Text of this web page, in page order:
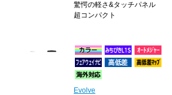
驚愕の軽さ&タッチパネル
超コンパクト
Evolve